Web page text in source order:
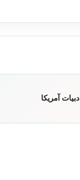
ادبیات آمریکا